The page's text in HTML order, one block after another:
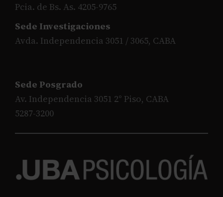
Pcia. de Bs. As. 4205-9765
Sede Investigaciones
Avda. Independencia 3051 / 3065, CABA
Sede Posgrado
Av. Independencia 3051 2° Piso, CABA
5287-3200